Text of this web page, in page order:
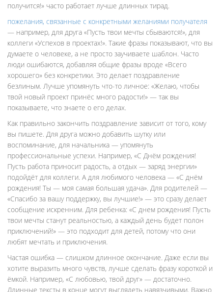
получится!» часто работает лучше длинных тирад.
пожелания, связанные с конкретными желаниями получателя
— например, для друга «Пусть твои мечты сбываются!», для
коллеги «Успехов в проектах!». Такие фразы показывают, что вы
думаете о человеке, а не просто заучиваете шаблон. Часто
люди ошибаются, добавляя общие фразы вроде «Всего
хорошего» без конкретики. Это делает поздравление
безлиным. Лучше упомянуть что-то личное: «Желаю, чтобы
твой новый проект принёс много радости!» — так вы
показываете, что знаете о его делах.
Как правильно закончить поздравление зависит от того, кому
вы пишете. Для друга можно добавить шутку или
воспоминание, для начальника — упомянуть
профессиональные успехи. Например, «С Днём рождения!
Пусть работа приносит радость, а отдых — заряд энергии»
подойдёт для коллеги. А для любимого человека — «С днём
рождения! Ты — моя самая большая удача». Для родителей —
«Спасибо за вашу поддержку, вы лучшие!» — это сразу делает
сообщение искренним. Для ребенка: «С днем рождения! Пусть
твои мечты станут реальностью, а каждый день будет полон
приключений!» — это подходит для детей, потому что они
любят мечтать и приключения.
Частая ошибка — слишком длинное окончание. Даже если вы
хотите выразить много чувств, лучше сделать фразу короткой и
ёмкой. Например, «С любовью, твой друг» — достаточно.
Длинные тексты в конце могут выглядеть навязчивыми. Важно